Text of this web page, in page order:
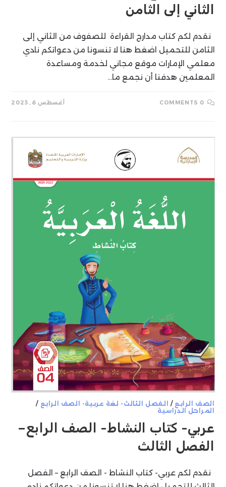
الثاني إلى الثامن
نقدم لكم كتاب مدارج القراءة للصفوف من الثاني إلى
الثامن للتحميل اضغط هنا لا تنسونا من دعواتكم نادي
معلمي الإمارات موقع مجاني لخدمة ومساعدة
المعلمين هدفنا أن نجمع ما…
0 COMMENTS أغسطس 8, 2023
الصف الرابع / الفصل الثالث- لغة عربية- الصف الرابع /
المراحل الدراسية
عربي- كتاب النشاط- الصف الرابع–
الفصل الثالث
نقدم لكم عربي- كتاب النشاط - الصف الرابع – الفصل